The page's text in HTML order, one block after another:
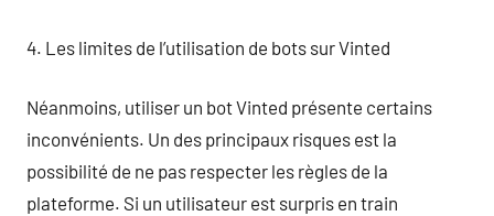
4. Les limites de l’utilisation de bots sur Vinted
Néanmoins, utiliser un bot Vinted présente certains
inconvénients. Un des principaux risques est la
possibilité de ne pas respecter les règles de la
plateforme. Si un utilisateur est surpris en train